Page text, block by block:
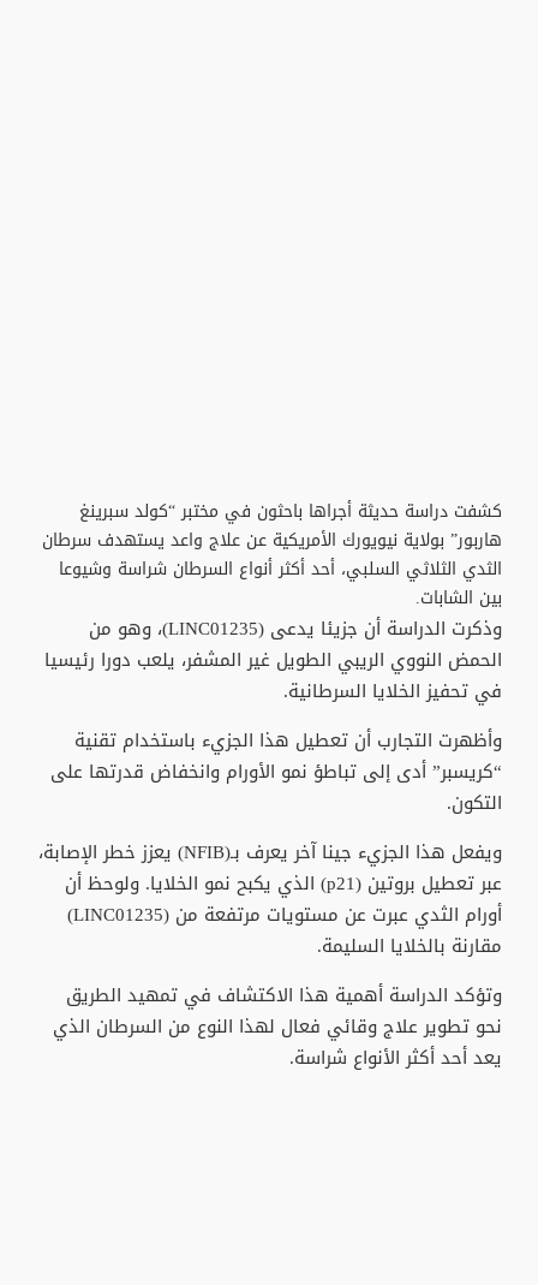
كشفت دراسة حديثة أجراها باحثون في مختبر “كولد سبرينغ
هاربور” بولاية نيويورك الأمريكية عن علاج واعد يستهدف سرطان
الثدي الثلاثي السلبي، أحد أكثر أنواع السرطان شراسة وشيوعا
بين الشابات.
وذكرت الدراسة أن جزيئا يدعى (LINC01235)، وهو من
الحمض النووي الريبي الطويل غير المشفر، يلعب دورا رئيسيا
في تحفيز الخلايا السرطانية.
وأظهرت التجارب أن تعطيل هذا الجزيء باستخدام تقنية
“كريسبر” أدى إلى تباطؤ نمو الأورام وانخفاض قدرتها على
التكون.
ويفعل هذا الجزيء جينا آخر يعرف بـ(NFIB) يعزز خطر الإصابة،
عبر تعطيل بروتين (p21) الذي يكبح نمو الخلايا. ولوحظ أن
أورام الثدي عبرت عن مستويات مرتفعة من (LINC01235)
مقارنة بالخلايا السليمة.
وتؤكد الدراسة أهمية هذا الاكتشاف في تمهيد الطريق
نحو تطوير علاج وقائي فعال لهذا النوع من السرطان الذي
يعد أحد أكثر الأنواع شراسة.